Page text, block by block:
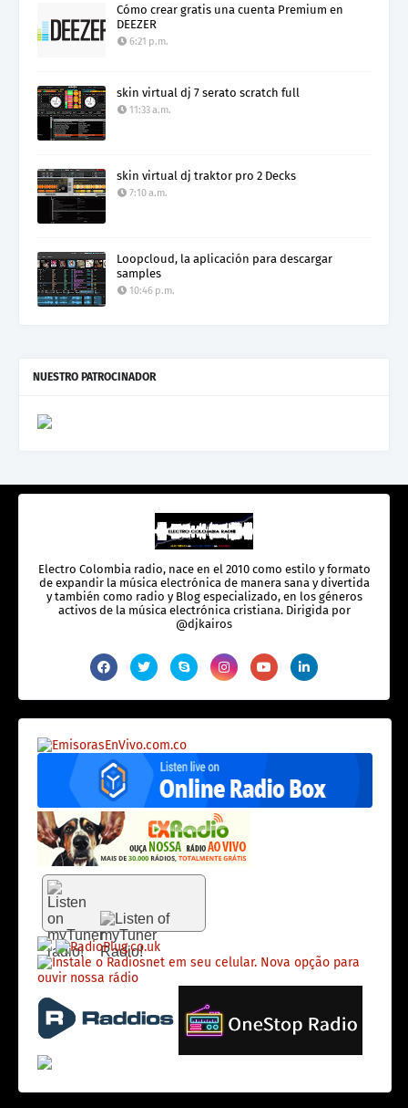
Cómo crear gratis una cuenta Premium en
DEEZER
6:21 p.m.
skin virtual dj 7 serato scratch full
11:33 a.m.
skin virtual dj traktor pro 2 Decks
7:10 a.m.
Loopcloud, la aplicación para descargar
samples
10:46 p.m.
NUESTRO PATROCINADOR
Electro Colombia radio, nace en el 2010 como estilo y formato
de expandir la música electrónica de manera sana y divertida
y también como radio y Blog especializado, en los géneros
activos de la música electrónica cristiana. Dirigida por
@djkairos